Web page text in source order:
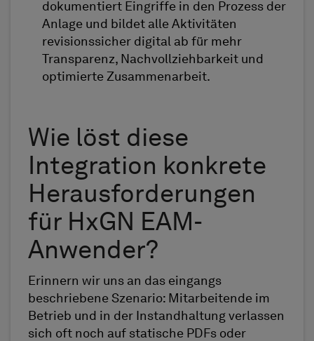
dokumentiert Eingriffe in den Prozess der
Anlage und bildet alle Aktivitäten
revisionssicher digital ab für mehr
Transparenz, Nachvollziehbarkeit und
optimierte Zusammenarbeit.
Wie löst diese
Integration konkrete
Herausforderungen
für HxGN EAM-
Anwender?
Erinnern wir uns an das eingangs
beschriebene Szenario: Mitarbeitende im
Betrieb und in der Instandhaltung verlassen
sich oft noch auf statische PDFs oder